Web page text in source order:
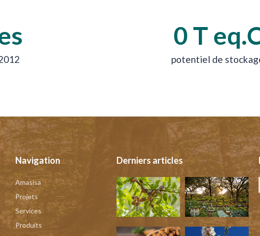
0 T
potentiel de
Navigation
Amasisa
Projets
Services
Produits
Derniers articles